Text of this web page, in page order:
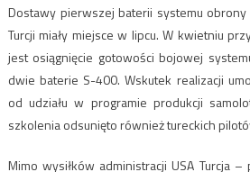
Dostawy pierwszej baterii systemu
Turcji miały miejsce w lipcu. W kwietniu
jest osiągnięcie gotowości bojowej
dwie baterie S-400. Wskutek realizacji
od udziału w programie produkcji
szkolenia odsunięto również tureckich
Mimo wysiłków administracji USA Turcja